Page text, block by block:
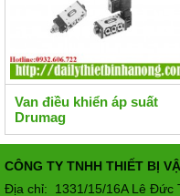
Van điều khiển áp suất
Drumag
CÔNG TY TNHH THIẾT BỊ
Địa chỉ: 1331/15/16A Lê Đức